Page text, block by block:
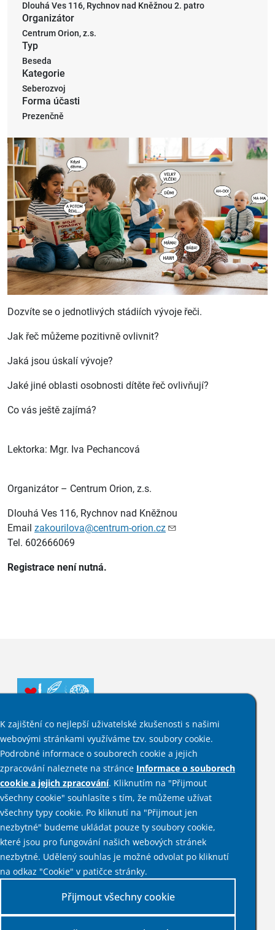
Dozvíte se o jednotlivých stádiích vývoje řeči.
Jak řeč můžeme pozitivně ovlivnit?
Jaká jsou úskalí vývoje?
Jaké jiné oblasti osobnosti dítěte řeč ovlivňují?
Co vás ještě zajímá?
Lektorka: Mgr. Iva Pechancová
Organizátor – Centrum Orion, z.s.
Dlouhá Ves 116, Rychnov nad Kněžnou
Email zakourilova@centrum-orion.cz
Tel. 602666069
Registrace není nutná.
Dlouhá Ves 116, Rychnov nad Kněžnou 2. patro
Organizátor
Centrum Orion, z.s.
Typ
Beseda
Kategorie
Seberozvoj
Forma účasti
Prezenčně
Sociální sítě
Informace
Mapa stránek
Prohlášení o přístupnosti
Prohlášení o použití cookies
K zajištění co nejlepší uživatelské zkušenosti s našimi
webovými stránkami využíváme tzv. soubory cookie.
Podrobné informace o souborech cookie a jejich
zpracování naleznete na stránce Informace o souborech
cookie a jejich zpracování. Kliknutím na "Přijmout
všechny cookie" souhlasíte s tím, že můžeme užívat
všechny typy cookie. Po kliknutí na "Přijmout jen
nezbytné" budeme ukládat pouze ty soubory cookie,
které jsou pro fungování našich webových stránek
nezbytné. Udělený souhlas je možné odvolat po kliknutí
na odkaz "Cookie" v patičce stránky.
Přijmout všechny cookie